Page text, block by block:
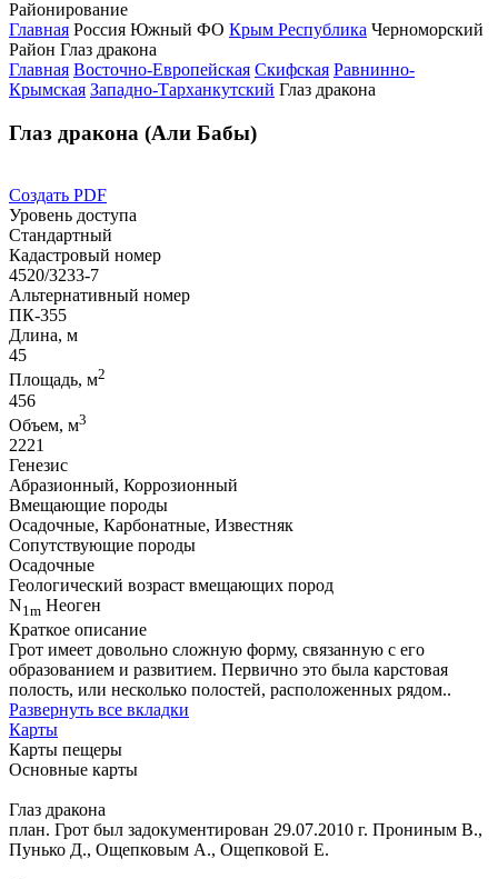
Районирование
Главная Россия Южный ФО Крым Республика Черноморский
Район Глаз дракона
Главная Восточно-Европейская Скифская Равнинно-
Крымская Западно-Тарханкутский Глаз дракона
Глаз дракона (Али Бабы)
Создать PDF
Уровень доступа
Стандартный
Кадастровый номер
4520/3233-7
Альтернативный номер
ПК-355
Длина, м
45
Площадь, м2
456
Объем, м3
2221
Генезис
Абразионный, Коррозионный
Вмещающие породы
Осадочные, Карбонатные, Известняк
Сопутствующие породы
Осадочные
Геологический возраст вмещающих пород
N1m Неоген
Краткое описание
Грот имеет довольно сложную форму, связанную с его
образованием и развитием. Первично это была карстовая
полость, или несколько полостей, расположенных рядом..
Развернуть все вкладки
Карты
Карты пещеры
Основные карты
Глаз дракона
план. Грот был задокументирован 29.07.2010 г. Прониным В.,
Пунько Д., Ощепковым А., Ощепковой Е.